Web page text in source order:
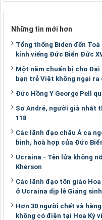
Những tin mới hơn
Tổng thống Biden đến
kính viếng Đức Biển Đức
Một năm chuẩn bị cho
bạn trẻ Việt không ngại ra
Đức Hồng Y George Pell
Sơ André, người già nhất
118
Các lãnh đạo châu Á ca
bình, hoà hợp của Đức
Ucraina - Tên lửa không
Kherson
Các lãnh đạo tôn giáo
ở Ucraina dịp lễ Giáng sinh
Hơn 30 người chết và
không có điện tại Hoa Kỳ